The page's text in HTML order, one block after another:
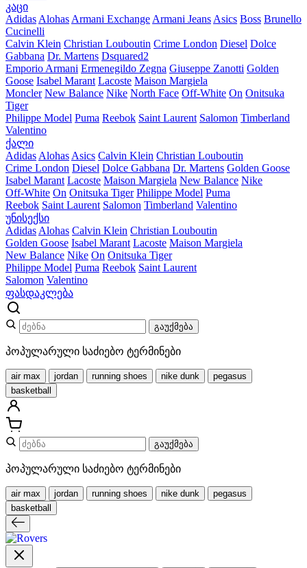
კაცი
Adidas Alohas Armani Exchange Armani Jeans Asics Boss Brunello
Cucinelli
Calvin Klein Christian Louboutin Crime London Diesel Dolce
Gabbana Dr. Martens Dsquared2
Emporio Armani Ermenegildo Zegna Giuseppe Zanotti Golden
Goose Isabel Marant Lacoste Maison Margiela
Moncler New Balance Nike North Face Off-White On Onitsuka
Tiger
Philippe Model Puma Reebok Saint Laurent Salomon Timberland
Valentino
ქალი
Adidas Alohas Asics Calvin Klein Christian Louboutin
Crime London Diesel Dolce Gabbana Dr. Martens Golden Goose
Isabel Marant Lacoste Maison Margiela New Balance Nike
Off-White On Onitsuka Tiger Philippe Model Puma
Reebok Saint Laurent Salomon Timberland Valentino
უნისექსი
Adidas Alohas Calvin Klein Christian Louboutin
Golden Goose Isabel Marant Lacoste Maison Margiela
New Balance Nike On Onitsuka Tiger
Philippe Model Puma Reebok Saint Laurent
Salomon Valentino
ფასდაკლება
გაუქმება
პოპულარული საძიებო ტერმინები
air max jordan running shoes nike dunk
pegasus
basketball
გაუქმება
პოპულარული საძიებო ტერმინები
air max jordan running shoes nike dunk
pegasus
basketball